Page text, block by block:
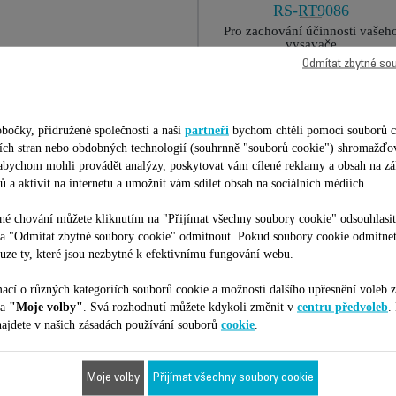
RS-RT9086
Pro zachování účinnosti
vysavače
K dispozici na skladě.
Přidat do nákupního košíku
Je vhodné pro 39 produktů
s vaším zařízením/produktem. Zadejte prosím kód vašeho produktu
přidružené společnosti a naši partneři bychom chtěli pomocí souborů
stran nebo obdobných technologií (souhrnně "souborů cookie")
abychom mohli provádět analýzy, poskytovat vám cílené reklamy a obsah na
a aktivit na internetu a umožnit vám sdílet obsah na sociálních médiích.
chování můžete kliknutím na "Přijímat všechny soubory cookie"
"Odmítat zbytné soubory cookie" odmítnout. Pokud soubory cookie
ty, které jsou nezbytné k efektivnímu fungování webu.
o různých kategoriích souborů cookie a možnosti dalšího upřesnění voleb
"Moje volby" . Svá rozhodnutí můžete kdykoli změnit v centru předvoleb
v našich zásadách používání souborů cookie
Odmítat zbytné
Moje volby Přijímat všechny soubory cookie